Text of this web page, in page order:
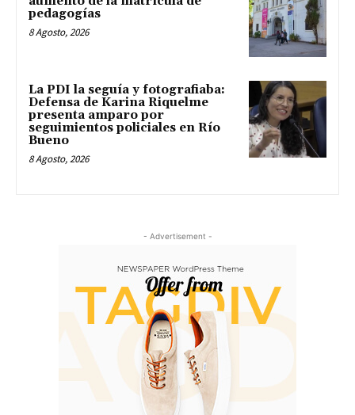
pedagogías
8 Agosto, 2026
La PDI la seguía y fotografiaba:
Defensa de Karina Riquelme
presenta amparo por
seguimientos policiales en Río
Bueno
8 Agosto, 2026
- Advertisement -